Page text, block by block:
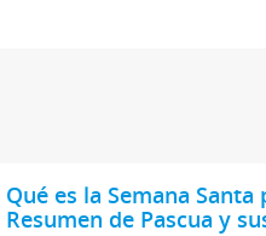
Qué es la Semana
Resumen de Pascua y